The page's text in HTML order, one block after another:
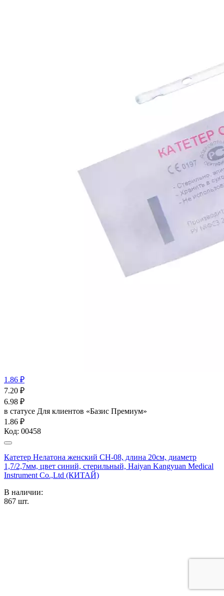
1.86 ₽
7.20 ₽
6.98 ₽
в статусе Для клиентов «Базис Премиум»
1.86 ₽
Код: 00458
Катетер Нелатона женский CH-08, длина 20см, диаметр
1,7/2,7мм, цвет синий, стерильный, Haiyan Kangyuan Medical
Instrument Co.,Ltd (КИТАЙ)
В наличии:
867 шт.